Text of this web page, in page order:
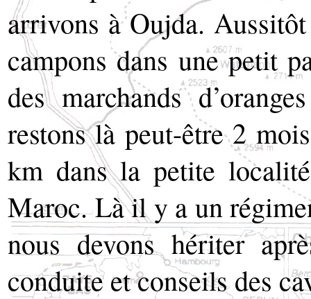
arrivons à Oujda.
campons dans une petit
des marchands
restons là peut-être 2
km dans la petite
Maroc. Là il y a un
nous devons hériter
conduite et conseils des